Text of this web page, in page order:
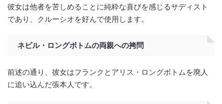
彼女は他者を苦しめることに純粋な喜びを感じるサディスト
であり、クルーシオを好んで使用します。
ネビル・ロングボトムの両親への拷問
前述の通り、彼女はフランクとアリス・ロングボトムを廃人
に追い込んだ張本人です。